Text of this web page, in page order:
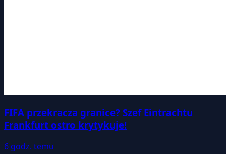
FIFA przekracza granice? Szef Eintrachtu
Frankfurt ostro krytykuje!
6 godz. temu